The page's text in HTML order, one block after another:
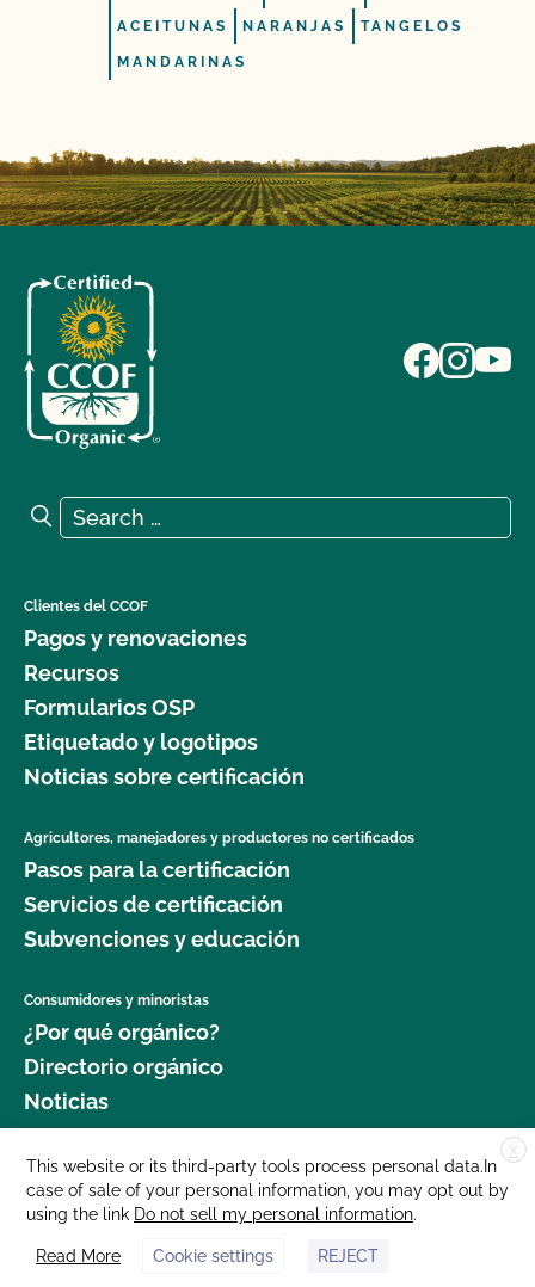
ACEITUNAS NARANJAS TANGELOS
MANDARINAS
Search for:
Search
Clientes del CCOF
Pagos y renovaciones
Recursos
Formularios OSP
Etiquetado y logotipos
Noticias sobre certificación
Agricultores, manejadores y productores no certificados
Pasos para la certificación
Servicios de certificación
Subvenciones y educación
Consumidores y minoristas
¿Por qué orgánico?
Directorio orgánico
Noticias
Donar
Carreras profesionales
Sala de prensa
Contáctenos
X
This website or its third-party tools process personal data.In
case of sale of your personal information, you may opt out by
using the link Do not sell my personal information.
Read More Cookie settings REJECT